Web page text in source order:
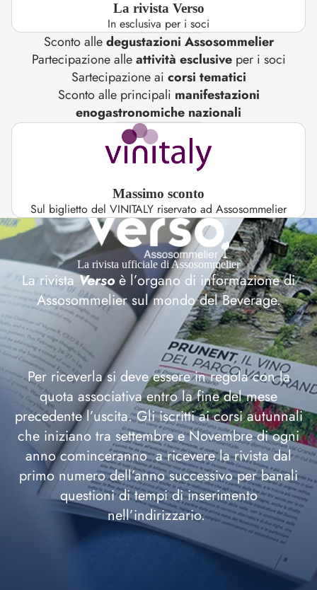
La rivista Verso
In esclusiva per i soci
Sconto alledegustazioni Assosommelier
Partecipazione alleattività esclusiveper i soci
Sartecipazione ai corsi tematici
Sconto alle principali manifestazioni
enogastronomiche nazionali
Massimo sconto
Sul biglietto del VINITALY riservato ad Assosommelier
La rivista ufficiale di Assosommelier
La rivistaVersoè l’organo di informazione di
Assosommelier sul mondo del Beverage.
Per riceverla si deve essere in regola con la
quota associativa entro la fine del mese
precedente l’uscita. Gli iscritti ai corsi autunnali
che iniziano tra settembre e Novembre di ogni
anno cominceranno a ricevere la rivista dal
primo numero dell’anno successivo per banali
questioni di tempi di inserimento
nell’indirizzario.